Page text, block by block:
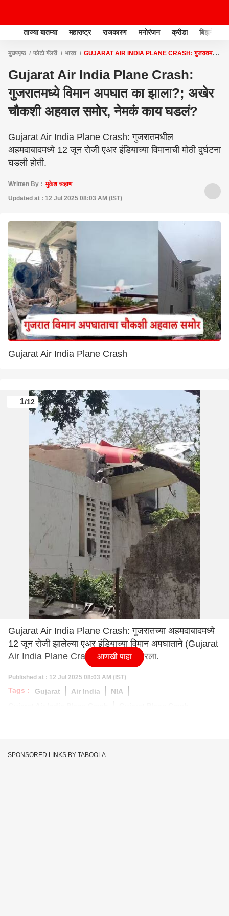
ताज्या बातम्या महाराष्ट्र राजकारण मनोरंजन क्रीडा बिझनेस
मुख्यपृष्ठ फोटो गॅलरी भारत
GUJARAT AIR INDIA PLANE CRASH: गुजरातमध्ये
Gujarat Air India Plane Crash:
गुजरातमध्ये विमान अपघात का झाला?; अखेर
चौकशी अहवाल समोर, नेमकं काय घडलं?
Gujarat Air India Plane Crash: गुजरातमधील
अहमदाबादमध्ये 12 जून रोजी एअर इंडियाच्या विमानाची मोठी दुर्घटना
घडली होती.
Written By :मुकेश चव्हाण
Updated at : 12 Jul 2025 08:03 AM (IST)
Gujarat Air India Plane Crash
1/12
Gujarat Air India Plane Crash: गुजरातच्या अहमदाबादमध्ये
12 जून रोजी झालेल्या एअर इंडियाच्या विमान अपघाताने (Gujarat
Air India Plane Crash) संपूर्ण देश हादरला.
Published at : 12 Jul 2025 08:03 AM (IST)
Tags : Gujarat Air India
NIA
आणखी पाहा
SPONSORED LINKS BY TABOOLA